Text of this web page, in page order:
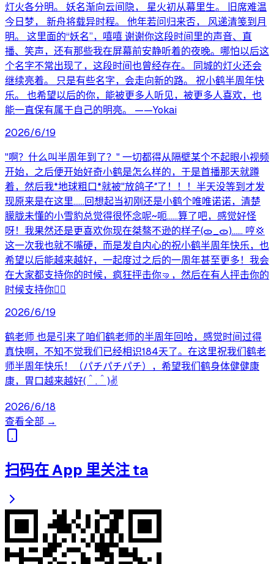
灯火各分明。 妖名渐向云间隐， 星火初从幕里生。 旧席难温
今日梦， 新舟将载异时程。 他年若问归来否， 风递清笺到月
明。 这里面的“妖名”，嘻嘻 谢谢你这段时间里的声音、直
播、笑声，还有那些我在屏幕前安静听着的夜晚。哪怕以后这
个名字不常出现了，这段时间也曾经存在。 同城的灯火还会
继续亮着。 只是有些名字，会走向新的路。 祝小鹤半周年快
乐。 也希望以后的你，能被更多人听见，被更多人喜欢，也
能一直保有属于自己的明亮。 ——Yokai
2026/6/19
"啊？什么叫半周年到了？" 一切都得从隔壁某个不起眼小视频
开始，之后便开始好奇小鹤是怎么样的，于是首播那天就蹲
着，然后我*地球粗口*就被"放鸽子″了！！！半天没等到才发
现原来是在这里……回想起当初刚还是小鹤个唯唯诺诺，清楚
朦胧未懂的小雪豹总觉得很怀念呢~呃……算了吧，感觉好怪
呀！我果然还是更喜欢你现在桀骜不逊的样子(ᯣ_ᯣ)…… 哼💢
这一次我也就不嘴硬，而是发自内心的祝小鹤半周年快乐，也
希望以后能越来越好，一起度过之后的一周年甚至更多！我会
在大家都支持你的时候，疯狂抨击你🤜，然后在有人抨击你的
时候支持你👍🏼
2026/6/19
鹤老师 也是引来了咱们鹤老师的半周年回哈，感觉时间过得
真快啊，不知不觉我们已经相识184天了。在这里祝我们鹤老
师半周年快乐！（パチパチパチ），希望我们鹤身体健健康
康，胃口越来越好(＾.＾)✌️
2026/6/18
查看全部 →
扫码在 App 里关注 ta